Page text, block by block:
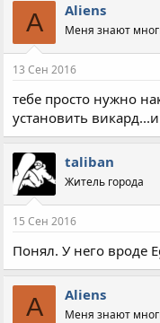
A Aliens
Меня знают
13 Сен 2016
тебе просто нужно
установить
taliban
Житель города
15 Сен 2016
Понял. У него вроде
A Aliens
Меня знают